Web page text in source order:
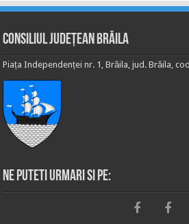
Consiliul Județean Brăila
Piața Independenței nr. 1, Brăila, jud. Brăila,
Ne puteti urmari si pe: